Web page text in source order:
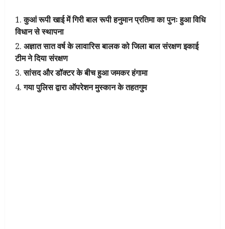
कुआं रूपी खाई में गिरी बाल रूपी हनुमान प्रतिमा का पुनः हुआ विधि
विधान से स्थापना
अज्ञात सात वर्ष के लावारिस बालक को जिला बाल संरक्षण इकाई
टीम ने दिया संरक्षण
सांसद और डॉक्टर के बीच हुआ जमकर हंगामा
गया पुलिस द्वारा ऑपरेशन मुस्कान के तहतगुम